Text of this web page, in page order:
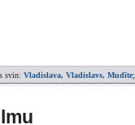
svin: Vladislava, Vladislavs, Mudīte;